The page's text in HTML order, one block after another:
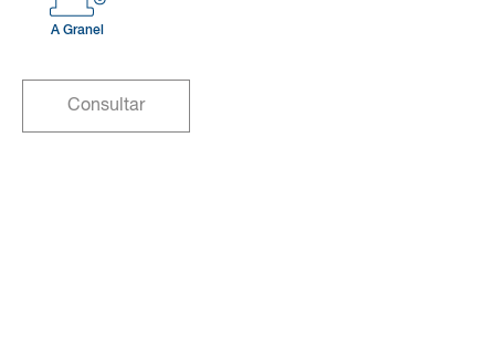
A Granel
Consultar